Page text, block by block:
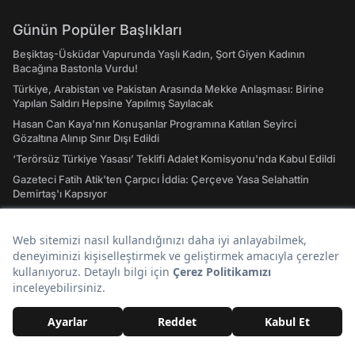
Günün Popüler Başlıkları
Beşiktaş-Üsküdar Vapurunda Yaşlı Kadın, Şort Giyen Kadının
Bacağına Bastonla Vurdu!
Türkiye, Arabistan ve Pakistan Arasında Mekke Anlaşması: Birine
Yapılan Saldırı Hepsine Yapılmış Sayılacak
Hasan Can Kaya’nın Konuşanlar Programına Katılan Seyirci
Gözaltına Alınıp Sınır Dışı Edildi
‘Terörsüz Türkiye Yasası’ Teklifi Adalet Komisyonu'nda Kabul Edildi
Gazeteci Fatih Atik'ten Çarpıcı İddia: Çerçeve Yasa Selahattin
Demirtaş'ı Kapsıyor
Hızlı Erişim
Hava Durumu
Son Depremler Listesi
Evlilik Yıl Dönümü Sözleri! En Özel Romantik, Duygusal ve Resimli
Evlilik Yıl dönümü Mesajları